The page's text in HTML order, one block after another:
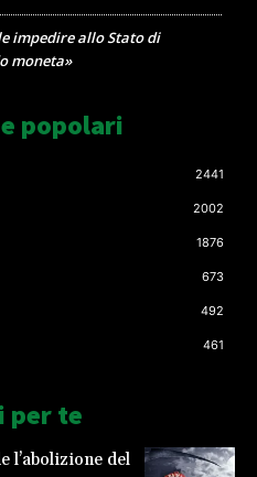
impedire allo Stato di
moneta»
popolari
2441
2002
1876
673
492
461
per te
l’abolizione del